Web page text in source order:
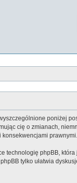
poniżej
cię o zmianach,
konsekwencjami prawnymi.
technologię phpBB,
tylko ułatwia